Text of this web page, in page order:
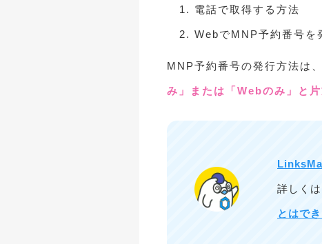
電話で取得する方法
WebでMNP予約番号を
MNP予約番号の発行方法は
み」または「Webのみ」と
詳しくは
とはで